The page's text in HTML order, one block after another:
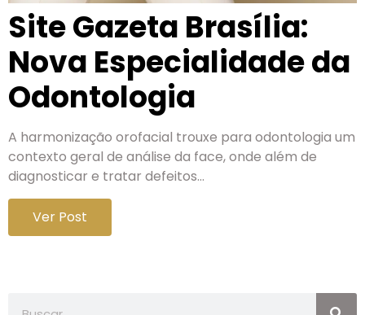
Site Gazeta Brasília:
Nova Especialidade da
Odontologia
A harmonização orofacial trouxe para odontologia um
contexto geral de análise da face, onde além de
diagnosticar e tratar defeitos…
Ver Post